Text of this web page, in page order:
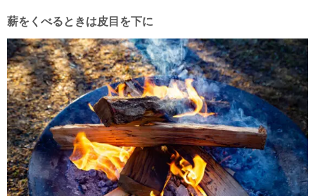
薪をくべるときは皮目を下に